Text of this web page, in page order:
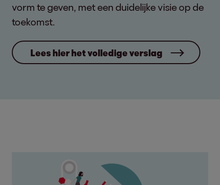
vorm te geven, met een duidelijke visie op de
toekomst.
Lees hier het volledige verslag